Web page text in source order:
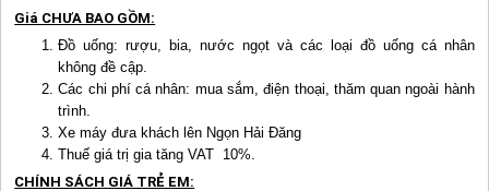
Giá CHƯA BAO GỒM:
Đồ uống: rượu, bia, nước ngọt và các loại đồ uống cá nhân
không đề cập.
Các chi phí cá nhân: mua sắm, điện thoại, thăm quan ngoài hành
trình.
Xe máy đưa khách lên Ngọn Hải Đăng
Thuế giá trị gia tăng VAT 10%.
CHÍNH SÁCH GIÁ TRẺ EM: